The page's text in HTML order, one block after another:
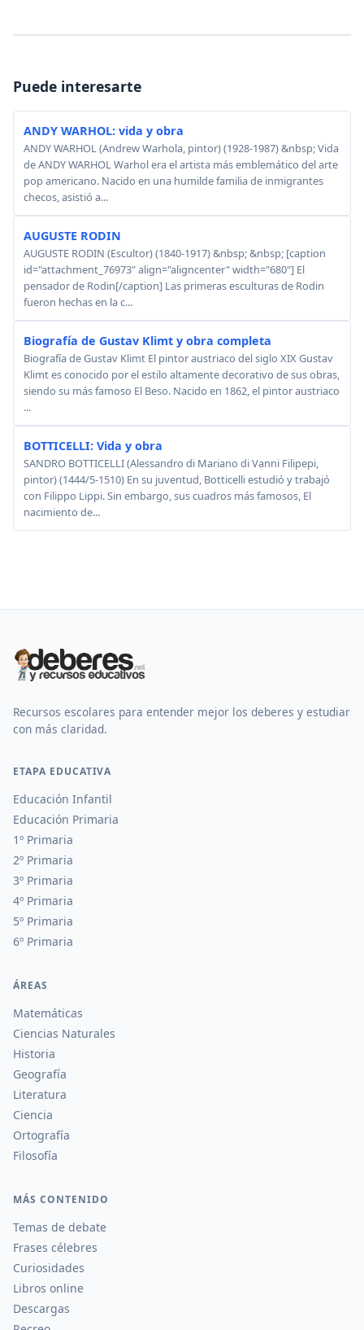
Puede interesarte
ANDY WARHOL: vida y obra
ANDY WARHOL (Andrew Warhola, pintor) (1928-1987) &nbsp; Vida
de ANDY WARHOL Warhol era el artista más emblemático del arte
pop americano. Nacido en una humilde familia de inmigrantes
checos, asistió a...
AUGUSTE RODIN
AUGUSTE RODIN (Escultor) (1840-1917) &nbsp; &nbsp; [caption
id="attachment_76973" align="aligncenter" width="680"] El
pensador de Rodin[/caption] Las primeras esculturas de Rodin
fueron hechas en la c...
Biografía de Gustav Klimt y obra completa
Biografía de Gustav Klimt El pintor austriaco del siglo XIX Gustav
Klimt es conocido por el estilo altamente decorativo de sus obras,
siendo su más famoso El Beso. Nacido en 1862, el pintor austriaco
...
BOTTICELLI: Vida y obra
SANDRO BOTTICELLI (Alessandro di Mariano di Vanni Filipepi,
pintor) (1444/5-1510) En su juventud, Botticelli estudió y trabajó
con Filippo Lippi. Sin embargo, sus cuadros más famosos, El
nacimiento de...
Recursos escolares para entender mejor los deberes y estudiar
con más claridad.
ETAPA EDUCATIVA
Educación Infantil
Educación Primaria
1º Primaria
2º Primaria
3º Primaria
4º Primaria
5º Primaria
6º Primaria
ÁREAS
Matemáticas
Ciencias Naturales
Historia
Geografía
Literatura
Ciencia
Ortografía
Filosofía
MÁS CONTENIDO
Temas de debate
Frases célebres
Curiosidades
Libros online
Descargas